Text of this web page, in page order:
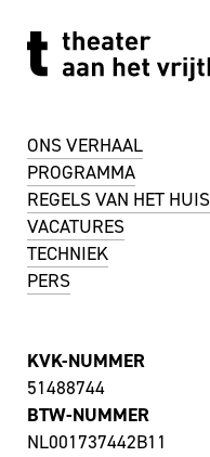
ONS VERHAAL
PROGRAMMA
REGELS VAN HET HUIS
VACATURES
TECHNIEK
PERS
KVK-NUMMER
51488744
BTW-NUMMER
NL001737442B11